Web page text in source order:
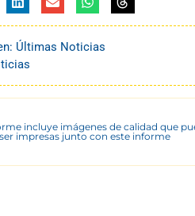
Últimas Noticias
incluye imágenes de calidad que
impresas junto con este informe